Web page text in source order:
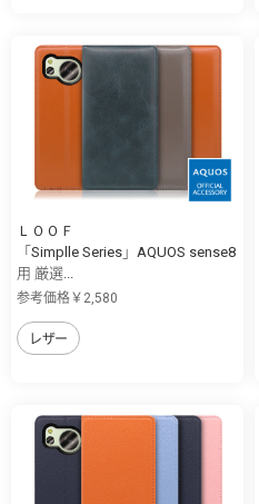
ＬＯＯＦ
「Simplle Series」AQUOS sense8
用 厳選...
参考価格￥2,580
レザー